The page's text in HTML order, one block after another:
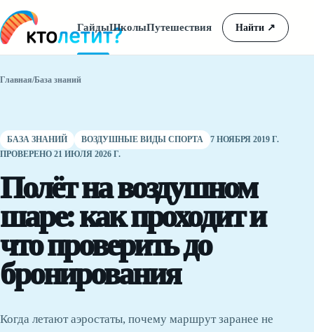
ГайдыШколыПутешествия Найти ↗
Главная/База знаний
БАЗА ЗНАНИЙ ВОЗДУШНЫЕ ВИДЫ СПОРТА
7 НОЯБРЯ 2019 Г.
ПРОВЕРЕНО 21 ИЮЛЯ 2026 Г.
Полёт на воздушном
шаре: как проходит и
что проверить до
бронирования
Когда летают аэростаты, почему маршрут заранее не